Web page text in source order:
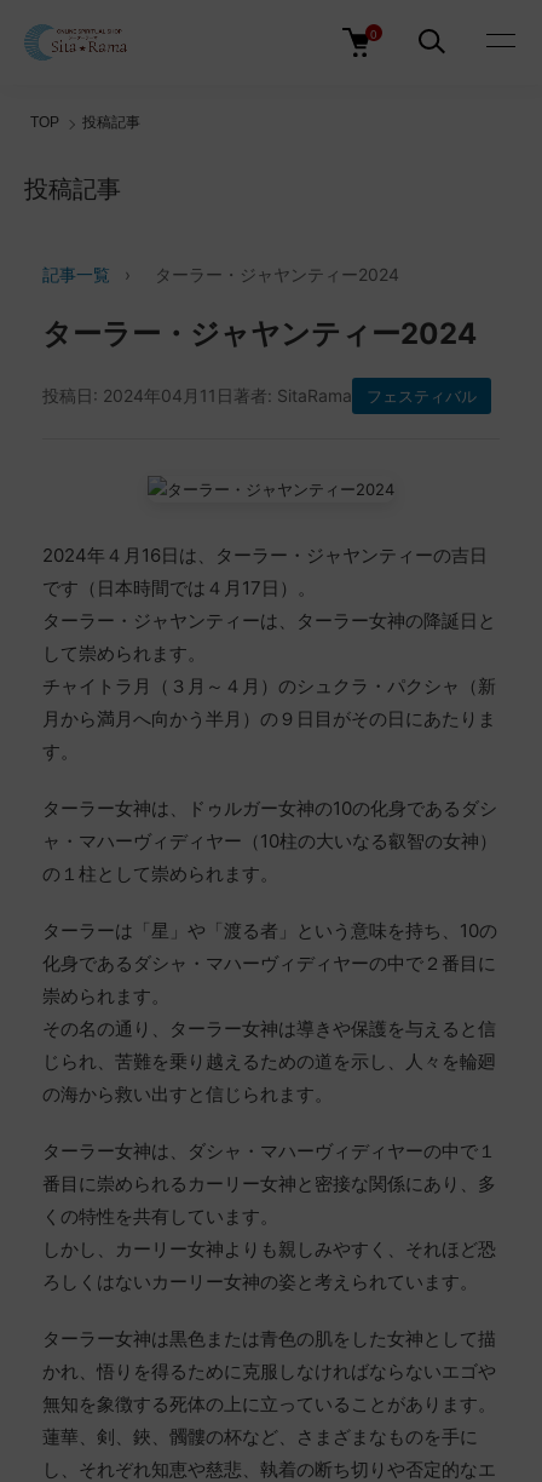
0
TOP 投稿記事
投稿記事
記事一覧 › ターラー・ジャヤンティー2024
ターラー・ジャヤンティー2024
投稿日: 2024年04月11日著者: SitaRama フェスティバル
2024年４月16日は、ターラー・ジャヤンティーの吉日
です（日本時間では４月17日）。
ターラー・ジャヤンティーは、ターラー女神の降誕日と
して崇められます。
チャイトラ月（３月～４月）のシュクラ・パクシャ（新
月から満月へ向かう半月）の９日目がその日にあたりま
す。
ターラー女神は、ドゥルガー女神の10の化身であるダシ
ャ・マハーヴィディヤー（10柱の大いなる叡智の女神）
の１柱として崇められます。
ターラーは「星」や「渡る者」という意味を持ち、10の
化身であるダシャ・マハーヴィディヤーの中で２番目に
崇められます。
その名の通り、ターラー女神は導きや保護を与えると信
じられ、苦難を乗り越えるための道を示し、人々を輪廻
の海から救い出すと信じられます。
ターラー女神は、ダシャ・マハーヴィディヤーの中で１
番目に崇められるカーリー女神と密接な関係にあり、多
くの特性を共有しています。
しかし、カーリー女神よりも親しみやすく、それほど恐
ろしくはないカーリー女神の姿と考えられています。
ターラー女神は黒色または青色の肌をした女神として描
かれ、悟りを得るために克服しなければならないエゴや
無知を象徴する死体の上に立っていることがあります。
蓮華、剣、鋏、髑髏の杯など、さまざまなものを手に
し、それぞれ知恵や慈悲、執着の断ち切りや否定的なエ